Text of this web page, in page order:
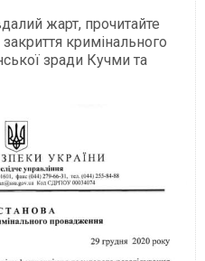
жарт, прочитайте
кримінального
зради Кучми та